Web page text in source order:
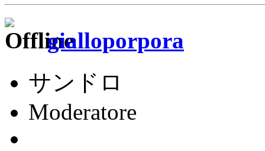
gialloporpora
サンドロ
Moderatore